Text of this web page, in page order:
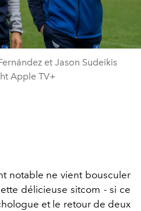
et Jason Sudeikis
Apple TV+
notable ne vient bousculer
délicieuse sitcom - si ce
et le retour de deux